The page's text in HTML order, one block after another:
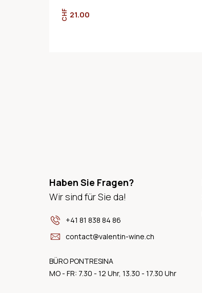
CHF 21.00
Haben Sie Fragen?
Wir sind für Sie da!
+41 81 838 84 86
contact@valentin-wine.ch
BÜRO PONTRESINA
MO - FR: 7.30 - 12 Uhr, 13.30 - 17.30 Uhr